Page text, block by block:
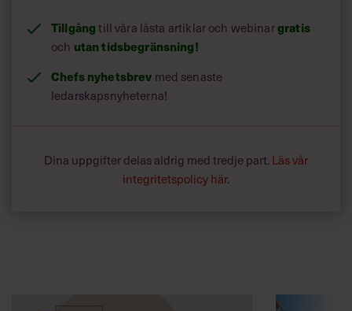
Tillgång till våra låsta artiklar och webinargratis
och utan tidsbegränsning!
Chefs nyhetsbrev med senaste
ledarskapsnyheterna!
Dina uppgifter delas aldrig med tredje part. Läs vår
integritetspolicy här.